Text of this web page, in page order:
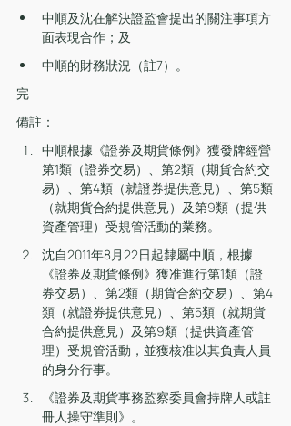
中順及沈在解決證監會提出的關注事項方
面表現合作；及
中順的財務狀況（註7）。
完
備註：
中順根據《證券及期貨條例》獲發牌經營
第1類（證券交易）、第2類（期貨合約交
易）、第4類（就證券提供意見）、第5類
（就期貨合約提供意見）及第9類（提供
資產管理）受規管活動的業務。
沈自2011年8月22日起隸屬中順，根據
《證券及期貨條例》獲准進行第1類（證
券交易）、第2類（期貨合約交易）、第4
類（就證券提供意見）、第5類（就期貨
合約提供意見）及第9類（提供資產管
理）受規管活動，並獲核准以其負責人員
的身分行事。
《證券及期貨事務監察委員會持牌人或註
冊人操守準則》。